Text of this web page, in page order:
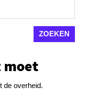
moet
de overheid.